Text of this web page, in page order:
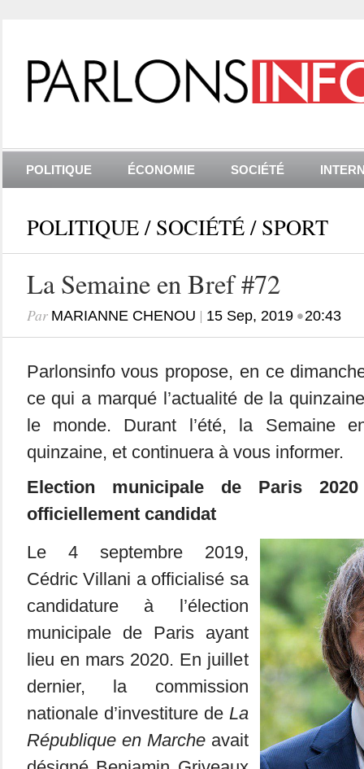
POLITIQUE ÉCONOMIE SOCIÉTÉ
POLITIQUE / SOCIÉTÉ / SPORT
La Semaine en Bref #72
Par MARIANNE CHENOU | 15 Sep, 2019•20:43
Parlonsinfo vous propose, en ce
ce qui a marqué l’actualité de la
le monde. Durant l’été, la Semaine
quinzaine, et continuera à vous informer.
Election municipale de Paris
officiellement candidat
Le 4 septembre 2019,
Cédric Villani a officialisé sa
candidature à l’élection
municipale de Paris ayant
lieu en mars 2020. En juillet
dernier, la commission
nationale d’investiture de La
République en Marche avait